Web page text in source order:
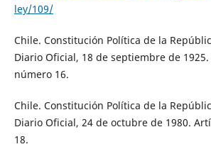
ley/109/
Chile. Constitución Política de la
Diario Oficial, 18 de septiembre de
número 16.
Chile. Constitución Política de la
Diario Oficial, 24 de octubre de 1980.
18.